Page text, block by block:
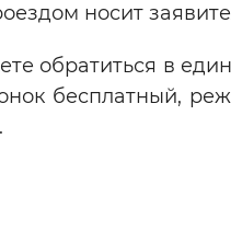
носит
обратиться в
бесплатный,